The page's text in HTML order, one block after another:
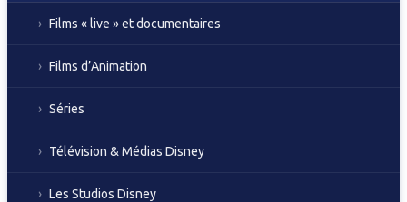
Films « live » et documentaires
Films d’Animation
Séries
Télévision & Médias Disney
Les Studios Disney